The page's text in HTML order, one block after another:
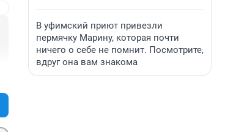
В уфимский приют привезли
пермячку Марину, которая почти
ничего о себе не помнит. Посмотрите,
вдруг она вам знакома